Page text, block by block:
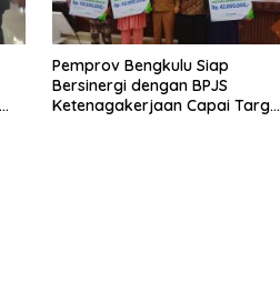
Pemprov Bengkulu Siap
Bersinergi dengan BPJS
Ketenagakerjaan Capai Target